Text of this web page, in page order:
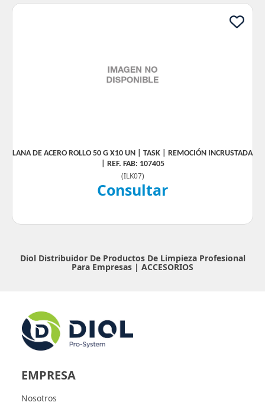
LANA DE ACERO ROLLO 50 G X10 UN | TASK | REMOCIÓN INCRUSTADA
| REF. FAB: 107405
(ILK07)
Consultar
Diol Distribuidor De Productos De Limpieza Profesional
Para Empresas | ACCESORIOS
EMPRESA
Nosotros